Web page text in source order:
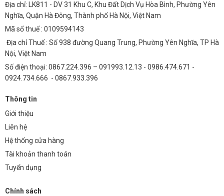
Giá thành hợp lý, phù hợp cả công trình dân dụng và chuyên
nghiệp.
6. So sánh kinh tế: Chi phí tiền điện và bảo trì sau 5
năm
So với đèn chiếu sáng truyền thống, đèn hắt âm đất 9W vuông LED
từ 30.000 – 50.000 giờ, chi phí bảo trì và thay thế cũng giảm đáng kể.
Sau 5 năm sử dụng, tổng chi phí (bao gồm tiền điện và bảo trì) của
đèn LED sẽ thấp hơn đáng kể so với đèn truyền thống, mang lại lợi ích
7. Phân tích kỹ thuật chi tiết
Đèn hắt âm đất 9W vuông (TDLAD-V9) được thiết kế với các thông số
Địa chỉ: LK811 - DV 31 Khu C, Khu Đất Dịch Vụ Hòa Bình, Phường Yên
Nghĩa, Quận Hà Đông, Thành phố Hà Nội, Việt Nam
Mã số thuế : 0109594143
Địa chỉ Thuế : Số 938 đường Quang Trung, Phường Yên Nghĩa, TP Hà
Nội, Việt Nam
Số điện thoại: 0867.224.396 – 091993.12.13 - 0986.474.671 -
0924.734.666 - 0867.933.396
Thông tin
Giới thiệu
Liên hệ
Hệ thống cửa hàng
Tài khoản thanh toán
Tuyển dụng
Chính sách